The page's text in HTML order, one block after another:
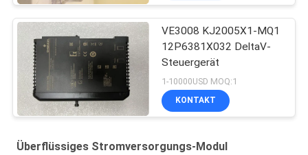
VE3008 KJ2005X1-MQ1
12P6381X032 DeltaV-
Steuergerät
1-10000USD MOQ:1
KONTAKT
Überflüssiges Stromversorgungs-Modul